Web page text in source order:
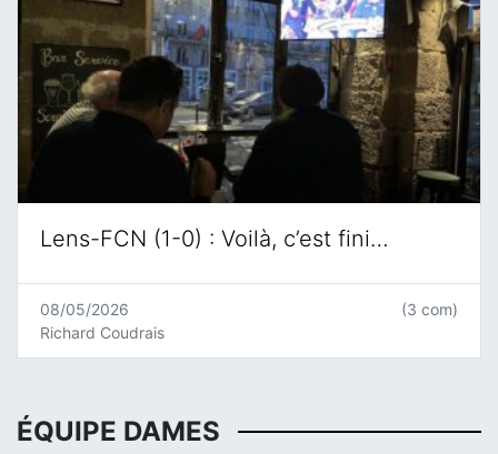
Lens-FCN (1-0) : Voilà, c’est fini…
08/05/2026
Richard Coudrais
(3 com)
ÉQUIPE DAMES